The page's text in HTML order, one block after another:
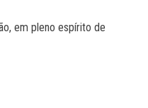
em pleno espírito de